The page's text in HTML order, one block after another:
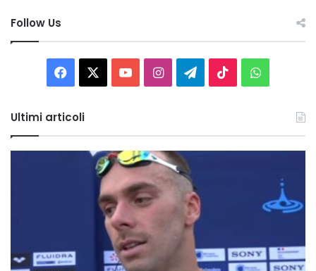
Follow Us
Facebook You InstagramTelegram
TikTok
Ultimi articoli